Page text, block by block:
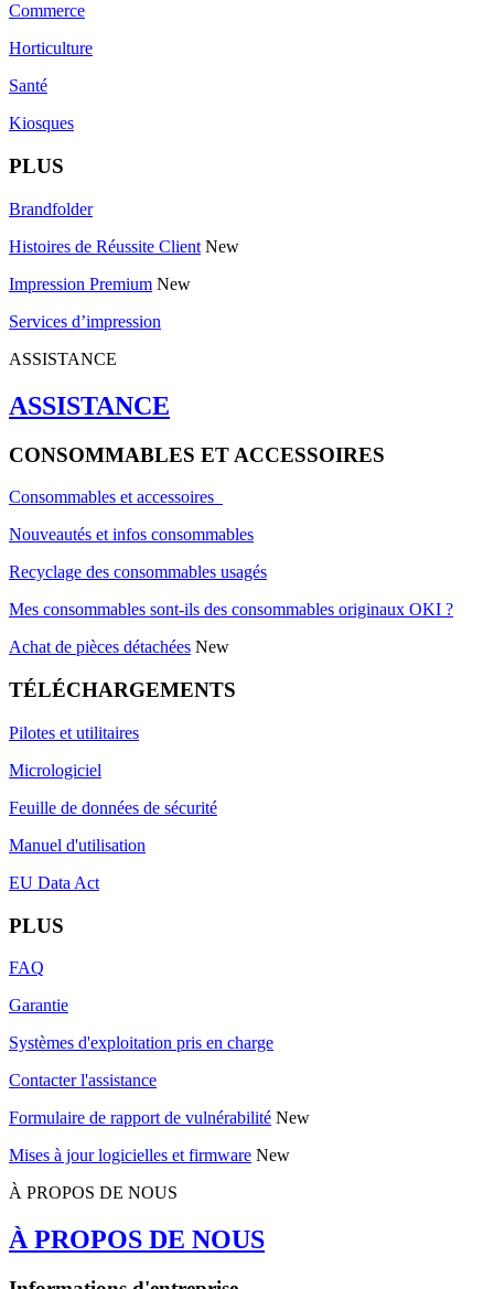
Commerce
Horticulture
Santé
Kiosques
PLUS
Brandfolder
Histoires de Réussite Client New
Impression Premium New
Services d’impression
ASSISTANCE
ASSISTANCE
CONSOMMABLES ET ACCESSOIRES
Consommables et accessoires
Nouveautés et infos consommables
Recyclage des consommables usagés
Mes consommables sont-ils des consommables originaux OKI ?
Achat de pièces détachées New
TÉLÉCHARGEMENTS
Pilotes et utilitaires
Micrologiciel
Feuille de données de sécurité
Manuel d'utilisation
EU Data Act
PLUS
FAQ
Garantie
Systèmes d'exploitation pris en charge
Contacter l'assistance
Formulaire de rapport de vulnérabilité New
Mises à jour logicielles et firmware New
À PROPOS DE NOUS
À PROPOS DE NOUS